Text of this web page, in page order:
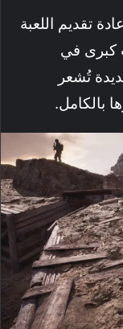
تقديم اللعبة
كبرى في
تُشعر
بالكامل.